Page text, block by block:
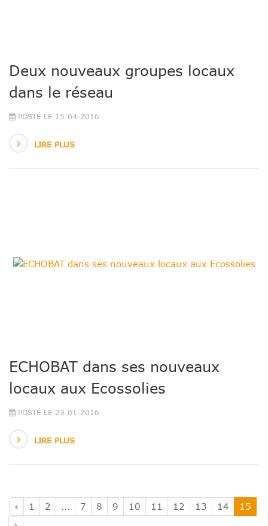
Deux nouveaux groupes locaux
dans le réseau
POSTÉ LE 15-04-2016
LIRE PLUS
ECHOBAT dans ses nouveaux
locaux aux Ecossolies
POSTÉ LE 23-01-2016
LIRE PLUS
‹ 1 2 ... 7 8 9 10 11 12 13 14
15